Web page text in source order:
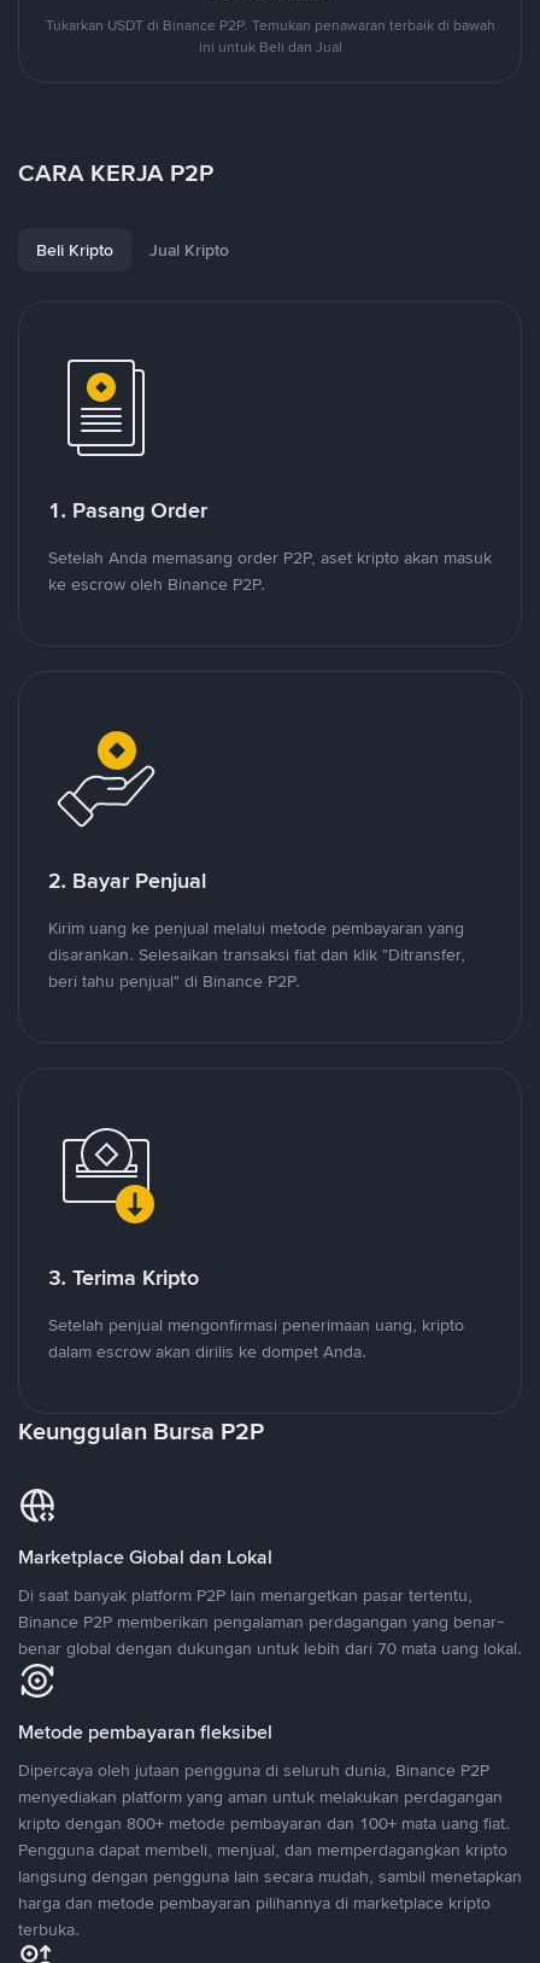
Tukarkan USDT di Binance P2P. Temukan penawaran terbaik di bawah
ini untuk Beli dan Jual
CARA KERJA P2P
Beli Kripto Jual Kripto
1. Pasang Order
Setelah Anda memasang order P2P, aset kripto akan masuk
ke escrow oleh Binance P2P.
2. Bayar Penjual
Kirim uang ke penjual melalui metode pembayaran yang
disarankan. Selesaikan transaksi fiat dan klik "Ditransfer,
beri tahu penjual" di Binance P2P.
3. Terima Kripto
Setelah penjual mengonfirmasi penerimaan uang, kripto
dalam escrow akan dirilis ke dompet Anda.
Keunggulan Bursa P2P
Marketplace Global dan Lokal
Di saat banyak platform P2P lain menargetkan pasar tertentu,
Binance P2P memberikan pengalaman perdagangan yang benar-
benar global dengan dukungan untuk lebih dari 70 mata uang lokal.
Metode pembayaran fleksibel
Dipercaya oleh jutaan pengguna di seluruh dunia, Binance P2P
menyediakan platform yang aman untuk melakukan perdagangan
kripto dengan 800+ metode pembayaran dan 100+ mata uang fiat.
Pengguna dapat membeli, menjual, dan memperdagangkan kripto
langsung dengan pengguna lain secara mudah, sambil menetapkan
harga dan metode pembayaran pilihannya di marketplace kripto
terbuka.